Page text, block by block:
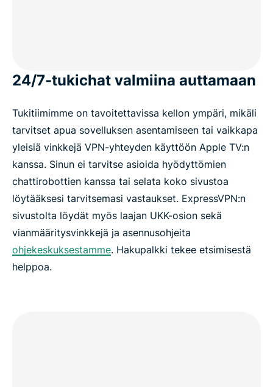
24/7-tukichat valmiina auttamaan
Tukitiimimme on tavoitettavissa kellon ympäri, mikäli
tarvitset apua sovelluksen asentamiseen tai vaikkapa
yleisiä vinkkejä VPN-yhteyden käyttöön Apple TV:n
kanssa. Sinun ei tarvitse asioida hyödyttömien
chattirobottien kanssa tai selata koko sivustoa
löytääksesi tarvitsemasi vastaukset. ExpressVPN:n
sivustolta löydät myös laajan UKK-osion sekä
vianmääritysvinkkejä ja asennusohjeita
ohjekeskuksestamme. Hakupalkki tekee etsimisestä
helppoa.